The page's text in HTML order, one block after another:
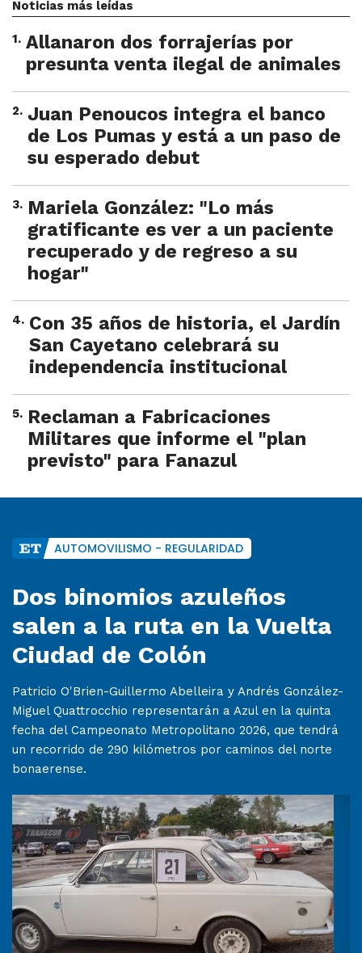
Noticias más leídas
1. Allanaron dos forrajerías por
presunta venta ilegal de animales
2. Juan Penoucos integra el banco
de Los Pumas y está a un paso de
su esperado debut
3. Mariela González: "Lo más
gratificante es ver a un paciente
recuperado y de regreso a su
hogar"
4. Con 35 años de historia, el Jardín
San Cayetano celebrará su
independencia institucional
5. Reclaman a Fabricaciones
Militares que informe el "plan
previsto" para Fanazul
AUTOMOVILISMO - REGULARIDAD
Dos binomios azuleños
salen a la ruta en la Vuelta
Ciudad de Colón
Patricio O'Brien-Guillermo Abelleira y Andrés González-
Miguel Quattrocchio representarán a Azul en la quinta
fecha del Campeonato Metropolitano 2026, que tendrá
un recorrido de 290 kilómetros por caminos del norte
bonaerense.